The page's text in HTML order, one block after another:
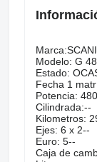
Modelo: G
Estado:
Fecha 1
Potencia:
Cilindrada:--
Kilometros:
Ejes: 6 x 2--
Euro: 5--
Caja de